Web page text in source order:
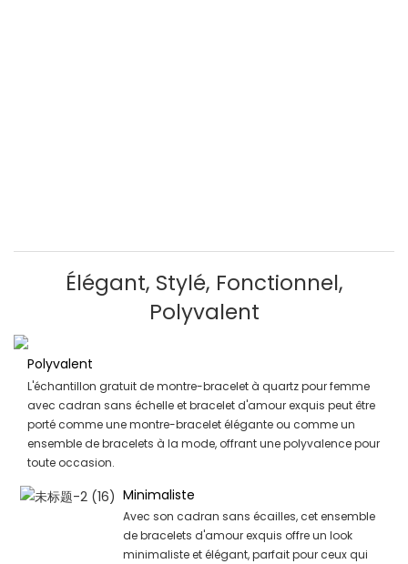
Élégant, Stylé, Fonctionnel,
Polyvalent
Polyvalent
L'échantillon gratuit de montre-bracelet à quartz pour femme
avec cadran sans échelle et bracelet d'amour exquis peut être
porté comme une montre-bracelet élégante ou comme un
ensemble de bracelets à la mode, offrant une polyvalence pour
toute occasion.
Minimaliste
Avec son cadran sans écailles, cet ensemble
de bracelets d'amour exquis offre un look
minimaliste et élégant, parfait pour ceux qui